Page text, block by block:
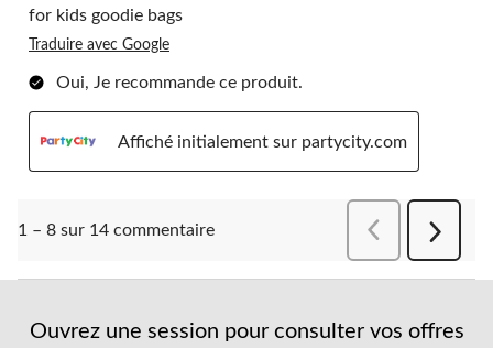
for kids goodie bags
Traduire avec Google
Oui, Je recommande ce produit.
Affiché initialement sur partycity.com
1 – 8 sur 14 commentaire
Suivant
Ouvrez une session pour consulter vos offres